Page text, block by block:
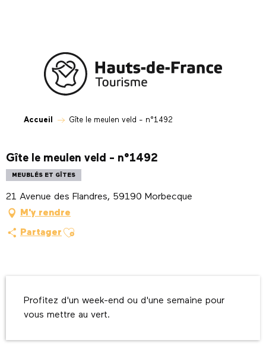
Accueil Gîte le meulen veld - n°1492
Gîte le meulen veld - n°1492
MEUBLÉS ET GÎTES
21 Avenue des Flandres, 59190 Morbecque
M'y rendre
Partager Ajouter aux favoris
Profitez d'un week-end ou d'une semaine pour
vous mettre au vert.